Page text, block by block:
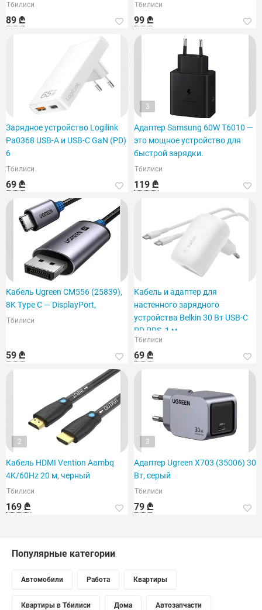
Тбилиси
89 ₾
Тбилиси
99 ₾
Зарядное устройство Logilink
Pa0368 USB-A и USB-C GaN (PD)
6
Тбилиси
69 ₾
3
Адаптер Samsung 60W T6010 —
это мощное устройство для
быстрой зарядки.
Тбилиси
119 ₾
Кабель Ugreen CM556 (25839),
8K Type C — DisplayPort,
Тбилиси
59 ₾
Кабель и адаптер для
настенного зарядного
устройства Belkin 30 Вт USB-C
PD PPS, 1 м
Тбилиси
69 ₾
2
Кабель HDMI Vention Aambq
4K/60Hz 20 м, черный
Тбилиси
169 ₾
3
Адаптер Ugreen X703 (35006) 30
Вт, серый
Тбилиси
79 ₾
Популярные категории
Автомобили Работа Квартиры
Квартиры в Тбилиси Дома Автозапчасти